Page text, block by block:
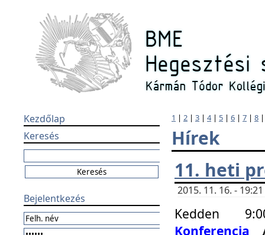
Kezdőlap
Keresés
Bejelentkezés
1 | 2 | 3 | 4| 5 | 6 | 7 | 8
Hírek
11. heti
2015. 11. 16. -
Kedden
Konferencia